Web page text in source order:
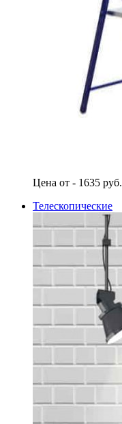
Цена от - 1635 руб.
Телескопические